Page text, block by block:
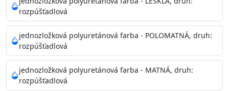
Príprava povrchu
Povrchy musia byť hladké, čisté, suché, zbavené prachu,
mastnoty, solí a materiálov so zlou priľnavosťou. Otvory
alebo trhliny vyplňte
akrylovým tmelom Acrylic putty, Visto alebo Acrylic light
putty a prebrúste. Nové alebo porézne povrchy natreté
rozpúšťadlová
jednozložková polyuretánová farba - POLOMATNÁ, druh:
rozpúšťadlová
jednozložková polyuretánová farba - MATNÁ, druh:
rozpúšťadlová